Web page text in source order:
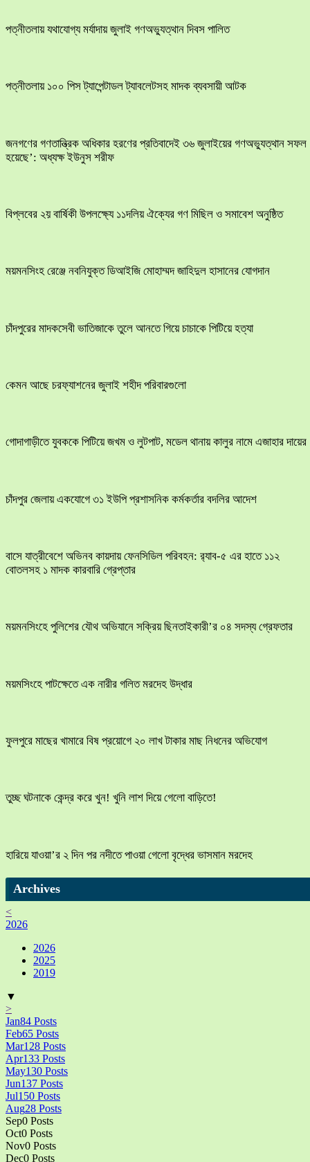
পত্নীতলায় যথাযোগ্য মর্যাদায় জুলাই গণঅভ্যুত্থান দিবস পালিত
পত্নীতলায় ১০০ পিস ট্যাপেন্টাডল ট্যাবলেটসহ মাদক ব্যবসায়ী আটক
জনগণের গণতান্ত্রিক অধিকার হরণের প্রতিবাদেই ৩৬ জুলাইয়ের গণঅভ্যুত্থান সফল
হয়েছে’: অধ্যক্ষ ইউনুস শরীফ
বিপ্লবের ২য় বার্ষিকী উপলক্ষ্যে ১১দলিয় ঐক্যের গণ মিছিল ও সমাবেশ অনুষ্ঠিত
ময়মনসিংহ রেঞ্জে নবনিযুক্ত ডিআইজি মোহাম্মদ জাহিদুল হাসানের যোগদান
চাঁদপুরের মাদকসেবী ভাতিজাকে তুলে আনতে গিয়ে চাচাকে পিটিয়ে হত্যা
কেমন আছে চরফ্যাশনের জুলাই শহীদ পরিবারগুলো
​গোদাগাড়ীতে যুবককে পিটিয়ে জখম ও লুটপাট, মডেল থানায় কালুর নামে এজাহার দায়ের
চাঁদপুর জেলায় একযোগে ৩১ ইউপি প্রশাসনিক কর্মকর্তার বদলির আদেশ
বাসে যাত্রীবেশে অভিনব কায়দায় ফেনসিডিল পরিবহন: র‍্যাব-৫ এর হাতে ১১২
বোতলসহ ১ মাদক কারবারি গ্রেপ্তার
ময়মনসিংহে পুলিশের যৌথ অভিযানে সক্রিয় ছিনতাইকারী’র ০৪ সদস্য গ্রেফতার
ময়মসিংহে পাটক্ষেতে এক নারীর গলিত মরদেহ উদ্ধার
ফুলপুরে মাছের খামারে বিষ প্রয়োগে ২০ লাখ টাকার মাছ নিধনের অভিযোগ
তুচ্ছ ঘটনাকে কেন্দ্র করে খুন! খুনি লাশ দিয়ে গেলো বাড়িতে!
হারিয়ে যাওয়া’র ২ দিন পর নদীতে পাওয়া গেলো বৃদ্ধের ভাসমান মরদেহ
Archives
<
2026
2026
2025
2019
▼
>
Jan84 Posts
Feb65 Posts
Mar128 Posts
Apr133 Posts
May130 Posts
Jun137 Posts
Jul150 Posts
Aug28 Posts
Sep0 Posts
Oct0 Posts
Nov0 Posts
Dec0 Posts